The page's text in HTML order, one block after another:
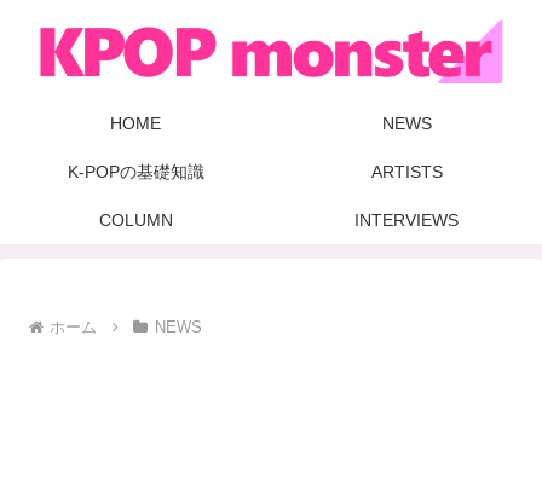
HOME NEWS
K-POPの基礎知識 ARTISTS
COLUMN INTERVIEWS
ホーム NEWS